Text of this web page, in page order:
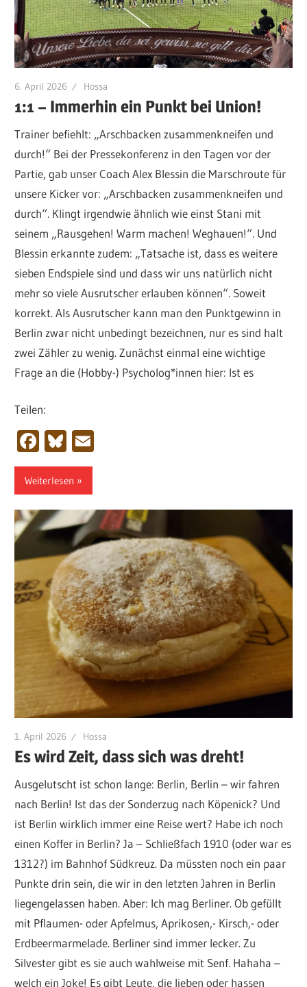
6. April 2026 Hossa
1:1 – Immerhin ein Punkt bei Union!
Trainer befiehlt: „Arschbacken zusammenkneifen und
durch!“ Bei der Pressekonferenz in den Tagen vor der
Partie, gab unser Coach Alex Blessin die Marschroute für
unsere Kicker vor: „Arschbacken zusammenkneifen und
durch“. Klingt irgendwie ähnlich wie einst Stani mit
seinem „Rausgehen! Warm machen! Weghauen!“. Und
Blessin erkannte zudem: „Tatsache ist, dass es weitere
sieben Endspiele sind und dass wir uns natürlich nicht
mehr so viele Ausrutscher erlauben können“. Soweit
korrekt. Als Ausrutscher kann man den Punktgewinn in
Berlin zwar nicht unbedingt bezeichnen, nur es sind halt
zwei Zähler zu wenig. Zunächst einmal eine wichtige
Frage an die (Hobby-) Psycholog*innen hier: Ist es
Teilen:
Facebook
Bluesky
Weiterlesen
1. April 2026 Hossa
Es wird Zeit, dass sich was dreht!
Ausgelutscht ist schon lange: Berlin, Berlin – wir fahren
nach Berlin! Ist das der Sonderzug nach Köpenick? Und
ist Berlin wirklich immer eine Reise wert? Habe ich noch
einen Koffer in Berlin? Ja – Schließfach 1910 (oder war es
1312?) im Bahnhof Südkreuz. Da müssten noch ein paar
Punkte drin sein, die wir in den letzten Jahren in Berlin
liegengelassen haben. Aber: Ich mag Berliner. Ob gefüllt
mit Pflaumen- oder Apfelmus, Aprikosen,- Kirsch,- oder
Erdbeermarmelade. Berliner sind immer lecker. Zu
Silvester gibt es sie auch wahlweise mit Senf. Hahaha –
welch ein Joke! Es gibt Leute, die lieben oder hassen